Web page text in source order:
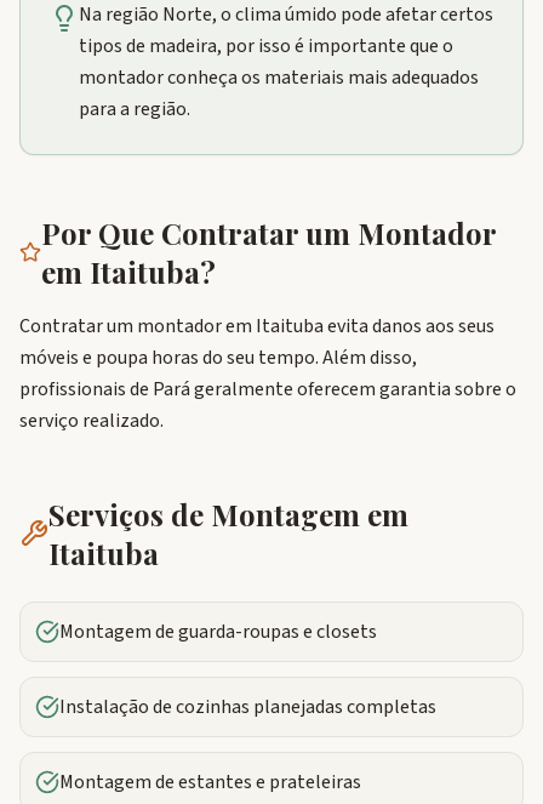
Na região Norte, o clima úmido pode afetar certos
tipos de madeira, por isso é importante que o
montador conheça os materiais mais adequados
para a região.
Por Que Contratar um Montador
em Itaituba?
Contratar um montador em Itaituba evita danos aos seus
móveis e poupa horas do seu tempo. Além disso,
profissionais de Pará geralmente oferecem garantia sobre o
serviço realizado.
Serviços de Montagem em
Itaituba
Montagem de guarda-roupas e closets
Instalação de cozinhas planejadas completas
Montagem de estantes e prateleiras